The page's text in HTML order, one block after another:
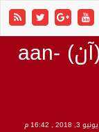
صحيفة الأنباء العربية (آن) aan-
يونيو 3, 2018 , 16:42 م